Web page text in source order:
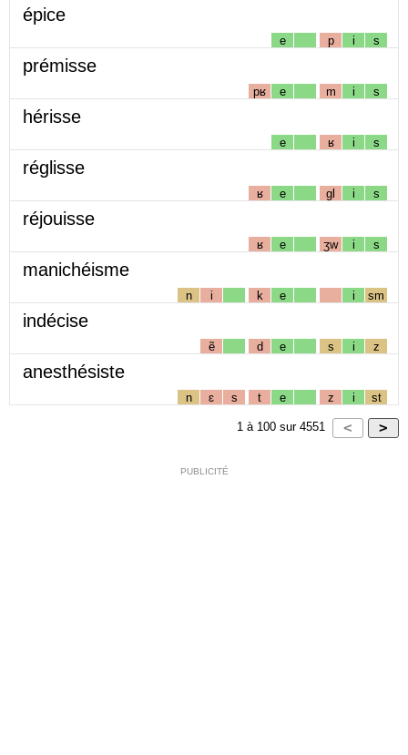
épice
e p i s
prémisse
pʁ e m i s
hérisse
e ʁ i s
réglisse
ʁ e gl i s
réjouisse
ʁ e ʒw i s
manichéisme
n i k e i sm
indécise
ẽ d e s i z
anesthésiste
n ɛ s t e z i st
1 à 100 sur 4551
PUBLICITÉ